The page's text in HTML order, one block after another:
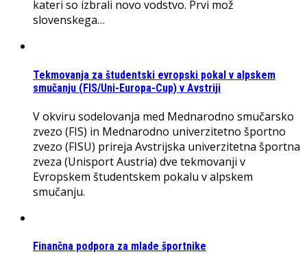
kateri so izbrali novo vodstvo. Prvi mož
slovenskega…
Tekmovanja za študentski evropski pokal v alpskem
smučanju (FIS/Uni-Europa-Cup) v Avstriji
V okviru sodelovanja med Mednarodno smučarsko
zvezo (FIS) in Mednarodno univerzitetno športno
zvezo (FISU) prireja Avstrijska univerzitetna športna
zveza (Unisport Austria) dve tekmovanji v
Evropskem študentskem pokalu v alpskem
smučanju.
Finančna podpora za mlade športnike